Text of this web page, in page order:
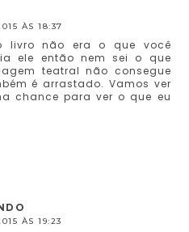
ÀS 18:37
livro não era o que você
ele então nem sei o que
teatral não consegue
é arrastado. Vamos ver
chance para ver o que eu
ÀS 19:23